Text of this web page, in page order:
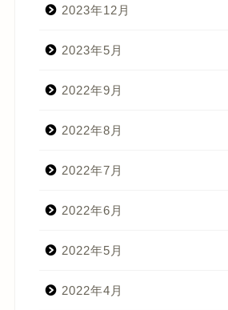
2023年12月
2023年5月
2022年9月
2022年8月
2022年7月
2022年6月
2022年5月
2022年4月